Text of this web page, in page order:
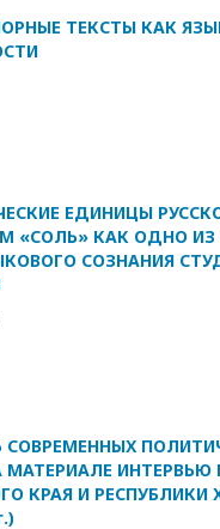
ТЕКСТЫ КАК
ЕДИНИЦЫ
«СОЛЬ» КАК ОДНО ИЗ
СОЗНАНИЯ
СОВРЕМЕННЫХ
МАТЕРИАЛЕ ИНТЕРВЬЮ
КРАЯ И РЕСПУБЛИКИ